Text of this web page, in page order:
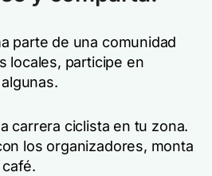
parte de una comunidad
locales, participe en
carrera ciclista en tu zona.
los organizadores, monta